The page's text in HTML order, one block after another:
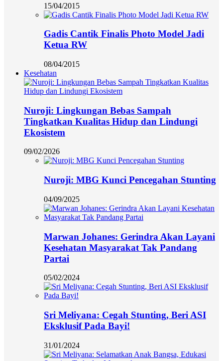
15/04/2015
Gadis Cantik Finalis Photo Model Jadi
Ketua RW
08/04/2015
Kesehatan
Nuroji: Lingkungan Bebas Sampah
Tingkatkan Kualitas Hidup dan Lindungi
Ekosistem
09/02/2026
Nuroji: MBG Kunci Pencegahan Stunting
04/09/2025
Marwan Johanes: Gerindra Akan Layani
Kesehatan Masyarakat Tak Pandang
Partai
05/02/2024
Sri Meliyana: Cegah Stunting, Beri ASI
Eksklusif Pada Bayi!
31/01/2024